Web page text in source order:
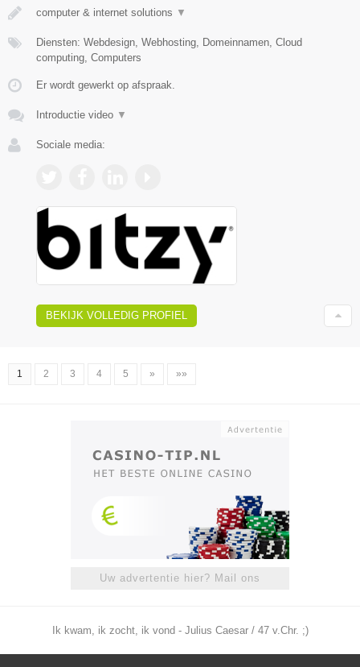
computer & internet solutions ▼
Diensten: Webdesign, Webhosting, Domeinnamen, Cloud
computing, Computers
Er wordt gewerkt op afspraak.
Introductie video ▼
Sociale media:
BEKIJK VOLLEDIG PROFIEL
1 2 3 4 5 » »»
Uw advertentie hier? Mail ons
Ik kwam, ik zocht, ik vond - Julius Caesar / 47 v.Chr. ;)